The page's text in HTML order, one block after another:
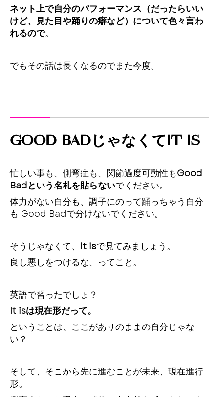
ネット上で自分のパフォーマンス（だったらいい
けど、見た目や踊りの癖など）について色々言わ
れるので。
でもその話は長くなるのでまた今度。
GOOD BADじゃなくてIT IS
忙しい事も、側弯症も、関節過度可動性もGood
Badという名札を貼らないでください。
体力がない自分も、調子にのって踊っちゃう自分
も Good Badで分けないでください。
そうじゃなくて、 It isで見てみましょう。
良し悪しをつけるな、ってこと。
英語で習ったでしょ？
It isは現在形だって。
ということは、ここがありのままの自分じゃな
い？
そして、そこから先に進むことが未来、現在進行
形。